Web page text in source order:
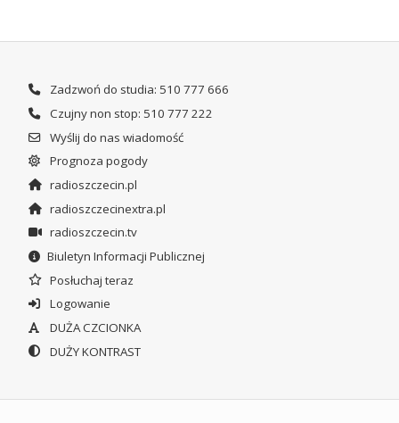
Zadzwoń do studia: 510 777 666
Czujny non stop: 510 777 222
Wyślij do nas wiadomość
Prognoza pogody
radioszczecin.pl
radioszczecinextra.pl
radioszczecin.tv
Biuletyn Informacji Publicznej
Posłuchaj teraz
Logowanie
DUŻA CZCIONKA
DUŻY KONTRAST